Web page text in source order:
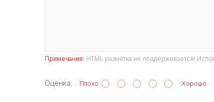
Примечание: HTML разметка не поддерживается!
Оценка: Плохо Хорошо